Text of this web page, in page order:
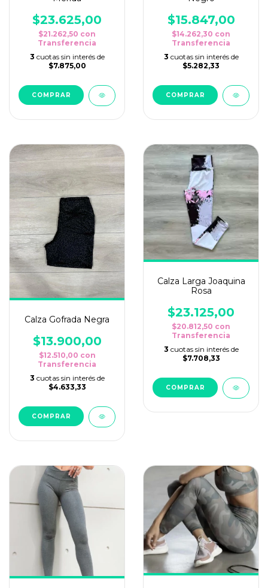
$23.625,00
$21.262,50 con
Transferencia
3 cuotas sin interés de
$7.875,00
COMPRAR
$15.847,00
$14.262,30 con
Transferencia
3 cuotas sin interés de
$5.282,33
COMPRAR
Calza Gofrada Negra
$13.900,00
$12.510,00 con
Transferencia
3 cuotas sin interés de
$4.633,33
COMPRAR
Calza Larga Joaquina
Rosa
$23.125,00
$20.812,50 con
Transferencia
3 cuotas sin interés de
$7.708,33
COMPRAR